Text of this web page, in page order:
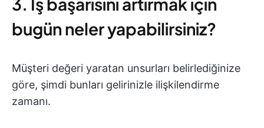
bugün neler yapabilirsiniz?
Müşteri değeri yaratan unsurları belirlediğinize
göre, şimdi bunları gelirinizle ilişkilendirme
zamanı.